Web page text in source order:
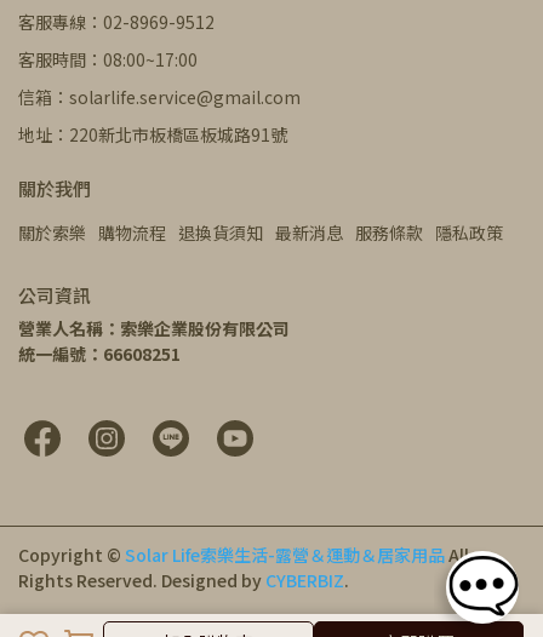
客服專線：02-8969-9512
客服時間：08:00~17:00
信箱：solarlife.service@gmail.com
地址：220新北市板橋區板城路91號
關於我們
關於索樂 購物流程 退換貨須知 最新消息 服務條款 隱私政策
公司資訊
營業人名稱：索樂企業股份有限公司
統一編號：66608251
Copyright © Solar Life索樂生活-露營＆運動＆居家用品All
Rights Reserved. Designed by CYBERBIZ.